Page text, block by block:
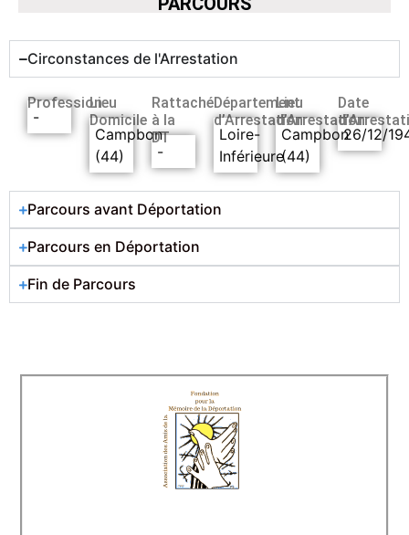
Circonstances de l'Arrestation
Profession
-
Lieu
Domicile
Campbon
(44)
Rattaché
à la
DT
-
Département
d’Arrestation
Loire-
Inférieure
Lieu
d’Arrestation
Campbon
(44)
Date
26/12/
Parcours avant Déportation
Parcours en Déportation
Fin de Parcours